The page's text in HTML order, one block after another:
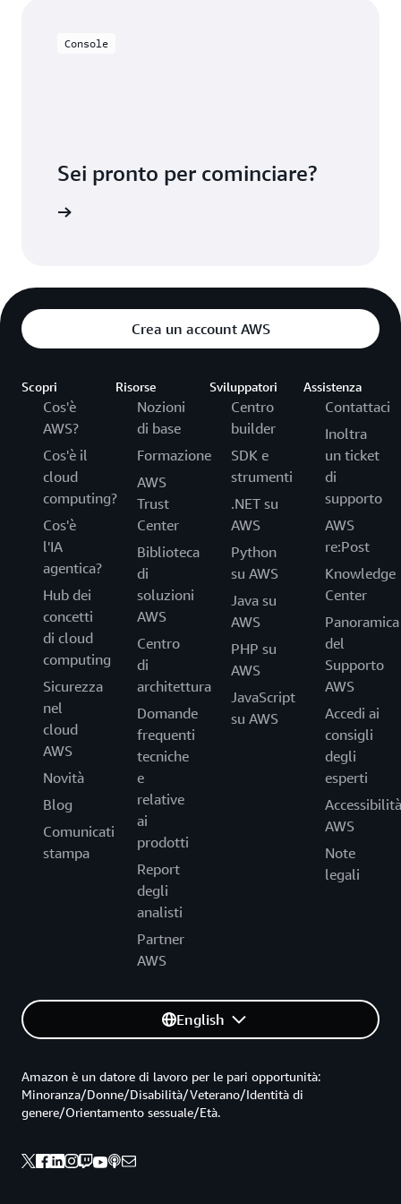
Console
Sei pronto per cominciare?
Crea un account AWS
Scopri
Cos'è
AWS?
Cos'è il
cloud
computing?
Cos'è
l'IA
agentica?
Hub dei
concetti
di cloud
computing
Sicurezza
nel
cloud
AWS
Novità
Blog
Comunicati
stampa
Risorse
Nozioni
di base
Formazione
AWS
Trust
Center
Biblioteca
di
soluzioni
AWS
Centro
di
architettura
Domande
frequenti
tecniche
e
relative
ai
prodotti
Report
degli
analisti
Partner
AWS
Sviluppatori
Centro
builder
SDK e
strumenti
.NET su
AWS
Python
su AWS
Java su
AWS
PHP su
AWS
JavaScript
su AWS
Assistenza
Contattaci
Inoltra
un ticket
di
supporto
AWS
re:Post
Knowledge
Center
Panoramica
del
Supporto
AWS
Accedi ai
consigli
degli
esperti
Accessibilità
AWS
Note
legali
English
Amazon è un datore di lavoro per le pari opportunità:
Minoranza/Donne/Disabilità/Veterano/Identità di
genere/Orientamento sessuale/Età.